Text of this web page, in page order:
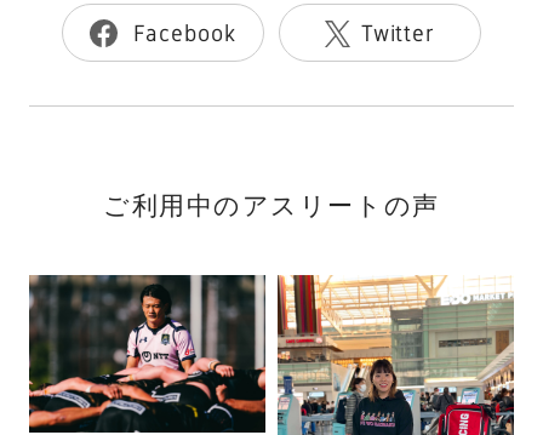
Facebook Twitter
ご利用中のアスリートの声